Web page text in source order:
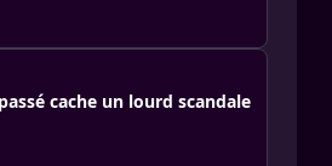
cache un lourd scandale